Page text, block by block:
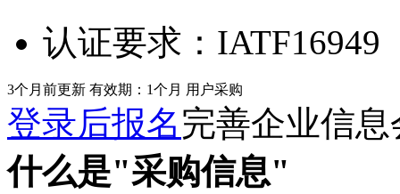
认证要求： IATF16949
3个月前更新 有效期：1个月 用户采购
登录后报名完善企业信
什么是"采购信息"